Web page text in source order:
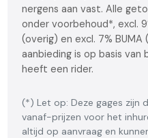
nergens aan vast. Alle
onder voorbehoud*, excl.
(overig) en excl. 7%
aanbieding is op basis
heeft een rider.
(*) Let op: Deze gages zijn
vanaf-prijzen voor het
altijd op aanvraag en